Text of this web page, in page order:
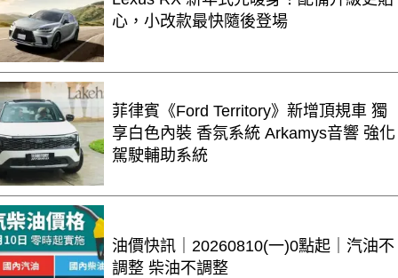
心，小改款最快隨後登場
菲律賓《Ford Territory》新增頂規車 獨
享白色內裝 香氛系統 Arkamys音響 強化
駕駛輔助系統
油價快訊｜20260810(一)0點起｜汽油不
調整 柴油不調整